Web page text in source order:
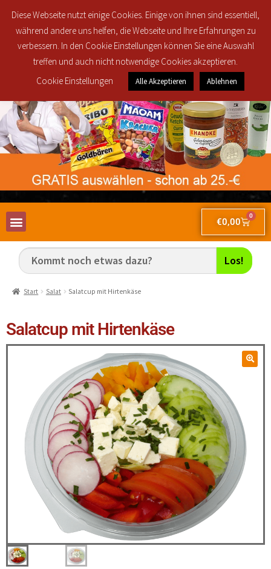
und 30916 ab 25€ brutto Bestellwert für nur 2,50€!
€0,00
0
Los!
Start Salat Salatcup mit Hirtenkäse
Salatcup mit Hirtenkäse
Diese Webseite nutzt einige Cookies. Einige von ihnen sind essentiell,
während andere uns helfen, die Webseite und Ihre Erfahrungen zu
verbessern. In den Cookie Einstellungen können Sie eine Auswahl
treffen und auch nicht notwendige Cookies akzeptieren.
Cookie Einstellungen
Alle Akzeptieren Ablehnen